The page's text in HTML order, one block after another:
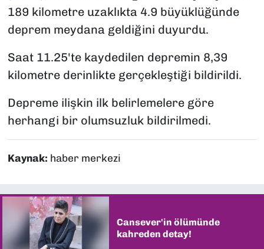
189 kilometre uzaklıkta 4.9 büyüklüğünde
deprem meydana geldiğini duyurdu.
Saat 11.25'te kaydedilen depremin 8,39
kilometre derinlikte gerçekleştiği bildirildi.
Depreme ilişkin ilk belirlemelere göre
herhangi bir olumsuzluk bildirilmedi.
Kaynak: haber merkezi
Cansever'in ölümünde
kahreden detay!